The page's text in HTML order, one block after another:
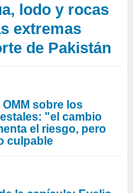
lodo y rocas
extremas
de Pakistán
OMM sobre los
"el cambio
el riesgo, pero
culpable